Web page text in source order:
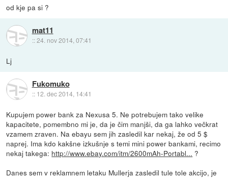
od kje pa si ?
mat11
::24. nov 2014, 07:41
Lj
Fukomuko
:: 12. dec 2014, 14:41
Kupujem power bank za Nexusa 5. Ne potrebujem tako velike
kapacitete, pomembno mi je, da je čim manjši, da ga lahko večkrat
vzamem zraven. Na ebayu sem jih zasledil kar nekaj, že od 5 $
naprej. Ima kdo kakšne izkušnje s temi mini power bankami, recimo
nekaj takega: http://www.ebay.com/itm/2600mAh-Portabl... ?
Danes sem v reklamnem letaku Mullerja zasledil tule tole akcijo, je